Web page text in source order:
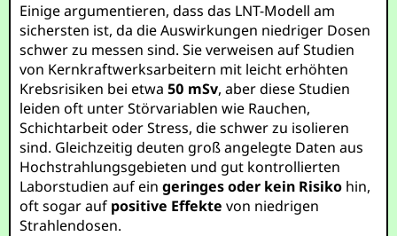
Einige argumentieren, dass das LNT-Modell am
sichersten ist, da die Auswirkungen niedriger Dosen
schwer zu messen sind. Sie verweisen auf Studien
von Kernkraftwerksarbeitern mit leicht erhöhten
Krebsrisiken bei etwa50 mSv, aber diese Studien
leiden oft unter Störvariablen wie Rauchen,
Schichtarbeit oder Stress, die schwer zu isolieren
sind. Gleichzeitig deuten groß angelegte Daten aus
Hochstrahlungsgebieten und gut kontrollierten
Laborstudien auf eingeringes oder kein Risiko hin,
oft sogar auf positive Effekte von niedrigen
Strahlendosen.